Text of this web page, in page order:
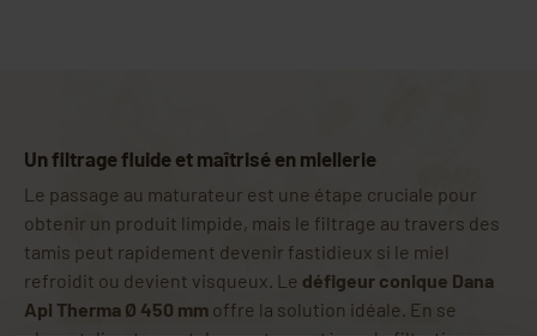
Un filtrage fluide et maîtrisé en miellerie
Le passage au maturateur est une étape cruciale pour
obtenir un produit limpide, mais le filtrage au travers des
tamis peut rapidement devenir fastidieux si le miel
refroidit ou devient visqueux. Le défigeur conique Dana
Api Therma Ø 450 mm offre la solution idéale. En se